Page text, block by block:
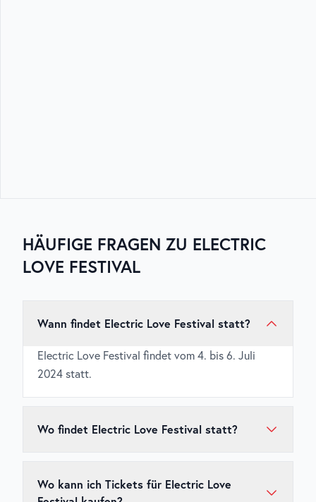
HÄUFIGE FRAGEN ZU ELECTRIC
LOVE FESTIVAL
Wann findet Electric Love Festival statt?
Electric Love Festival findet vom 4. bis 6. Juli
2024 statt.
Wo findet Electric Love Festival statt?
Plainfeld (Salzburg), Österreich statt.
Wo kann ich Tickets für Electric Love